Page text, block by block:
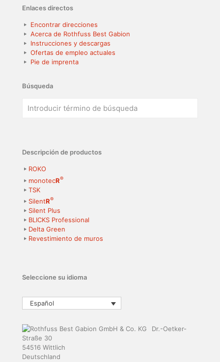
Enlaces directos
Encontrar direcciones
Acerca de Rothfuss Best Gabion
Instrucciones y descargas
Ofertas de empleo actuales
Pie de imprenta
Búsqueda
Descripción de productos
ROKO
monotecR®
TSK
SilentR®
Silent Plus
BLICKS Professional
Delta Green
Revestimiento de muros
Seleccione su idioma
Español
Dr.-Oetker-
Straße 30
54516 Wittlich
Deutschland